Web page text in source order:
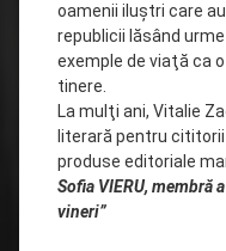
oamenii iluştri care
republicii lăsând
exemple de viaţă ca
tinere.
La mulţi ani, Vitalie
literară pentru
produse editoriale
Sofia VIERU, membră
vineri”